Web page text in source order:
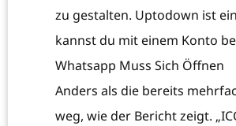
zu gestalten. Uptodown ist
kannst du mit einem Konto
Whatsapp Muss Sich Öffnen
Anders als die bereits
weg, wie der Bericht zeigt.